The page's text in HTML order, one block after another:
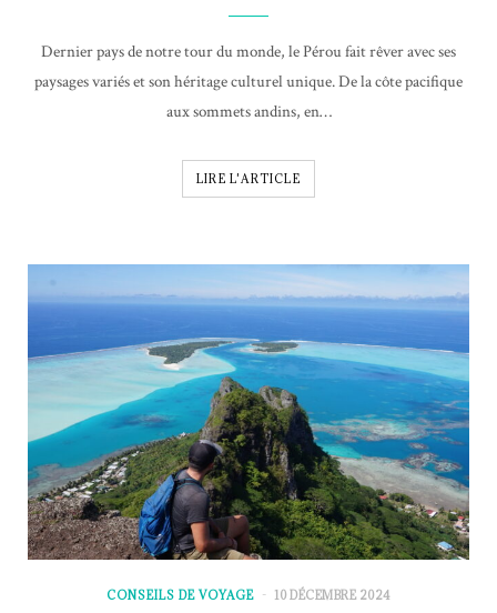
Dernier pays de notre tour du monde, le Pérou fait rêver avec ses
paysages variés et son héritage culturel unique. De la côte pacifique
aux sommets andins, en…
LIRE L'ARTICLE
CONSEILS DE VOYAGE 10 DÉCEMBRE 2024